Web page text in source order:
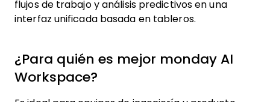
supervisión de portafolios, automatización de
¿Para quién es mejor monday AI